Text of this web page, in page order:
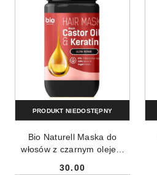
Bio Naturell Maska do
włosów z czarnym olejem
30.00
PRODUKT NIEDOSTĘPNY